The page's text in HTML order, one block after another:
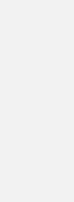
Taucher